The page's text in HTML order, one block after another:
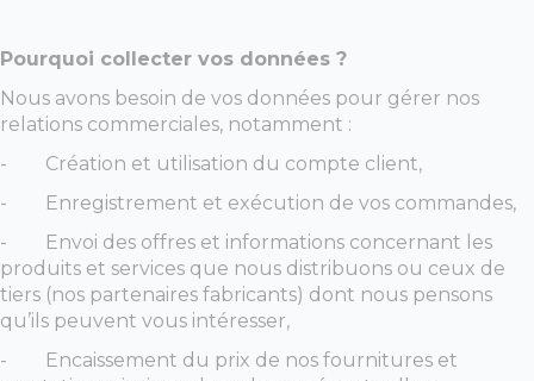
Pourquoi collecter vos données ?
Nous avons besoin de vos données pour gérer nos
relations commerciales, notamment :
-
Création et utilisation du compte client,
-
Enregistrement et exécution de vos commandes,
-
Envoi des offres et informations concernant les
produits et services que nous distribuons ou ceux de
tiers (nos partenaires fabricants) dont nous pensons
qu’ils peuvent vous intéresser,
-
Encaissement du prix de nos fournitures et